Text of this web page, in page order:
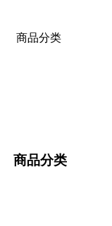
商品分类
商品分类